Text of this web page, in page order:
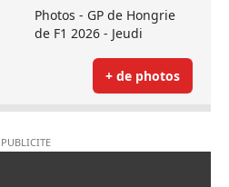
Photos - GP de Hongrie
de F1 2026 - Jeudi
+ de photos